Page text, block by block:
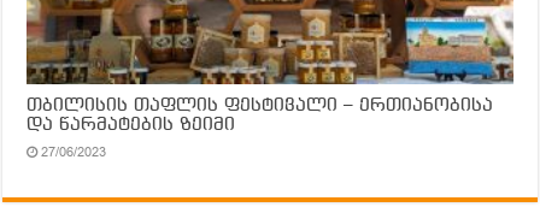
თბილისის თაფლის ფესტივალი – ერთიანობისა
და წარმატების ზეიმი
27/06/2023